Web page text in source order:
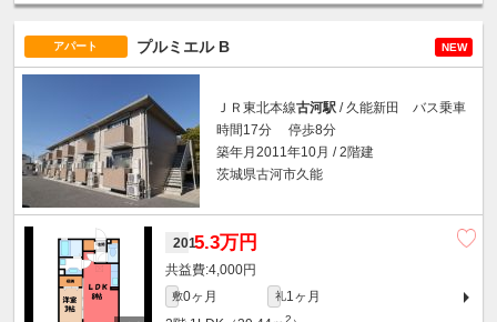
アパート プルミエル B NEW
ＪＲ東北本線古河駅 / 久能新田 バス乗車
時間17分 停歩8分
築年月2011年10月 / 2階建
茨城県古河市久能
2015.3万円
4,000円
敷0ヶ月 礼1ヶ月
2